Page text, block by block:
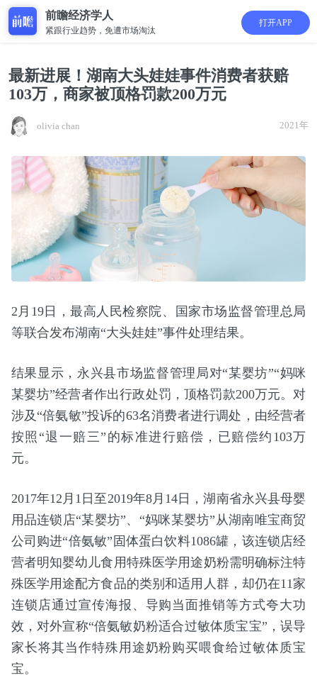
前瞻经济学人
紧跟行业趋势，免遭市场淘汰
打开APP
最新进展！湖南大头娃娃事件消费者获赔
103万，商家被顶格罚款200万元
olivia chan 2021年
2月19日，最高人民检察院、国家市场监督管理总局
等联合发布湖南“大头娃娃”事件处理结果。
结果显示，永兴县市场监督管理局对“某婴坊”“妈咪
某婴坊”经营者作出行政处罚，顶格罚款200万元。对
涉及“倍氨敏”投诉的63名消费者进行调处，由经营者
按照“退一赔三”的标准进行赔偿，已赔偿约103万
元。
2017年12月1日至2019年8月14日，湖南省永兴县母婴
用品连锁店“某婴坊”、“妈咪某婴坊”从湖南唯宝商贸
公司购进“倍氨敏”固体蛋白饮料1086罐，该连锁店经
营者明知婴幼儿食用特殊医学用途奶粉需明确标注特
殊医学用途配方食品的类别和适用人群，却仍在11家
连锁店通过宣传海报、导购当面推销等方式夸大功
效，对外宣称“倍氨敏奶粉适合过敏体质宝宝”，误导
家长将其当作特殊用途奶粉购买喂食给过敏体质宝
宝。